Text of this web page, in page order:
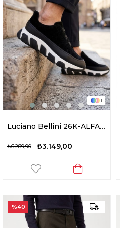
1
Luciano Bellini 26K-ALFA9003 Erkek Hakiki Deri Casual Ayakkabı Siyah
₺3.149,00
₺6.289,90
%40